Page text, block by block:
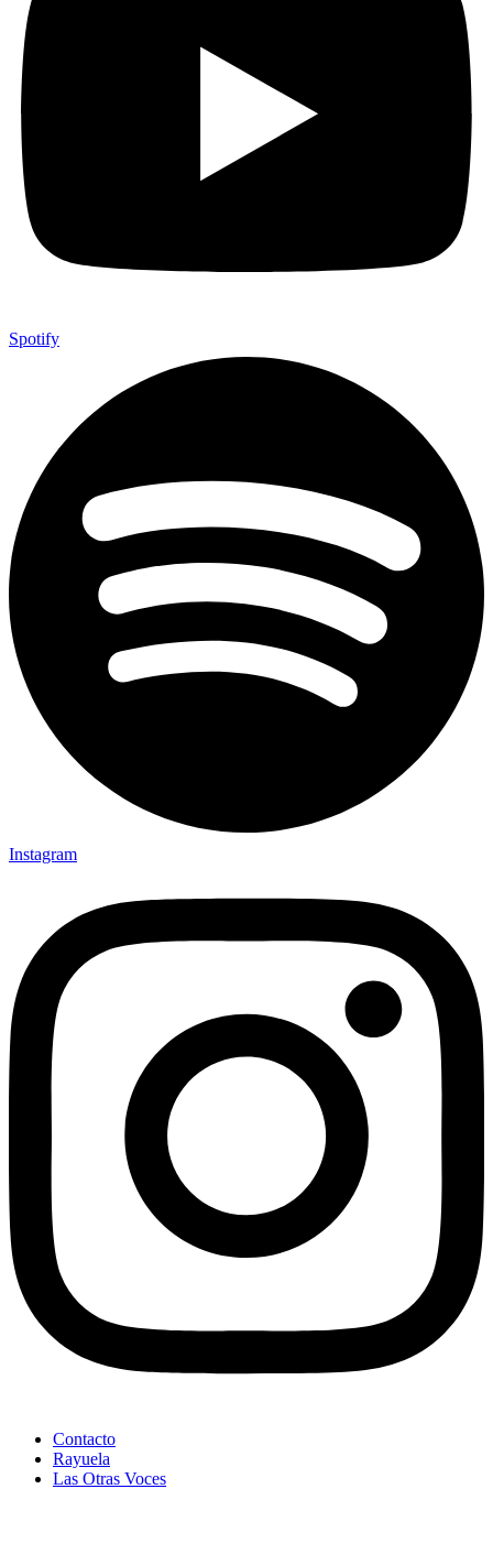
Spotify
Instagram
Contacto
Rayuela
Las Otras Voces